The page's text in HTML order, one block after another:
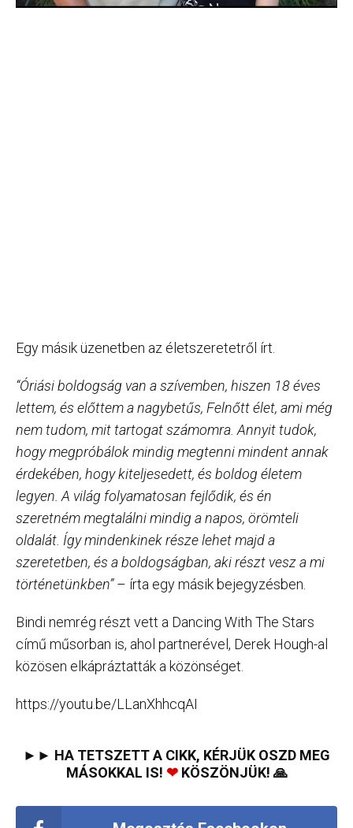
Egy másik üzenetben az életszeretetről írt.
“Óriási boldogság van a szívemben, hiszen 18 éves
lettem, és előttem a nagybetűs, Felnőtt élet, ami még
nem tudom, mit tartogat számomra. Annyit tudok,
hogy megpróbálok mindig megtenni mindent annak
érdekében, hogy kiteljesedett, és boldog életem
legyen. A világ folyamatosan fejlődik, és én
szeretném megtalálni mindig a napos, örömteli
oldalát. Így mindenkinek része lehet majd a
szeretetben, és a boldogságban, aki részt vesz a mi
történetünkben”– írta egy másik bejegyzésben.
Bindi nemrég részt vett a Dancing With The Stars
című műsorban is, ahol partnerével, Derek Hough-al
közösen elkápráztatták a közönséget.
https://youtu.be/LLanXhhcqAI
►► HA TETSZETT A CIKK, KÉRJÜK OSZD MEG
MÁSOKKAL IS! ❤KÖSZÖNJÜK! 🙏